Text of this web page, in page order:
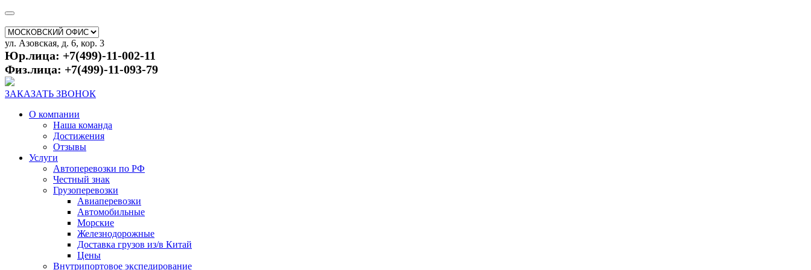
ул. Азовская, д. 6, кор. 3
Юр.лица: +7(499)-11-002-11
Физ.лица: +7(499)-11-093-79
ЗАКАЗАТЬ ЗВОНОК
О компании
Наша команда
Достижения
Отзывы
Услуги
Автоперевозки по РФ
Честный знак
Грузоперевозки
Авиаперевозки
Автомобильные
Морские
Железнодорожные
Доставка грузов из/в Китай
Цены
Внутрипортовое экспедирование